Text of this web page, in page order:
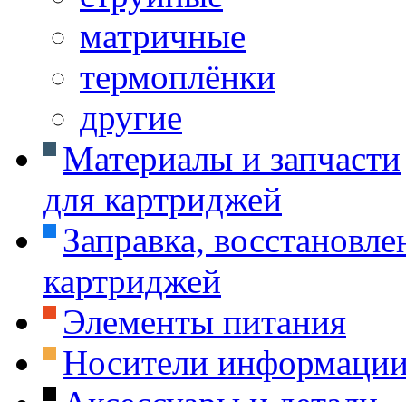
матричные
термоплёнки
другие
Материалы и запчасти
для картриджей
Заправка,
картриджей
Элементы питания
Носители